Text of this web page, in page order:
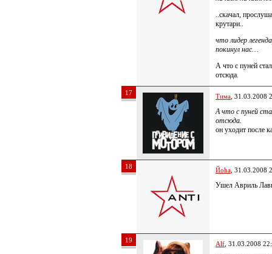
..скачал,
крутари..
что лидер
покинул нас…
А что с пуней
отсюда.
17 Тима , 31.03.2008
А что с пуней
отсюда.
он уходит после
18 Йoha , 31.03.2008
Ушел Авриль
19 Alf , 31.03.2008